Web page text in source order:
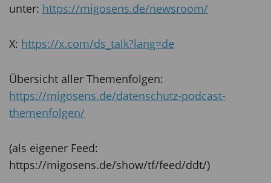
unter: https://migosens.de/newsroom/
X: https://x.com/ds_talk?lang=de
Übersicht aller Themenfolgen:
https://migosens.de/datenschutz-podcast-
themenfolgen/
(als eigener Feed:
https://migosens.de/show/tf/feed/ddt/)